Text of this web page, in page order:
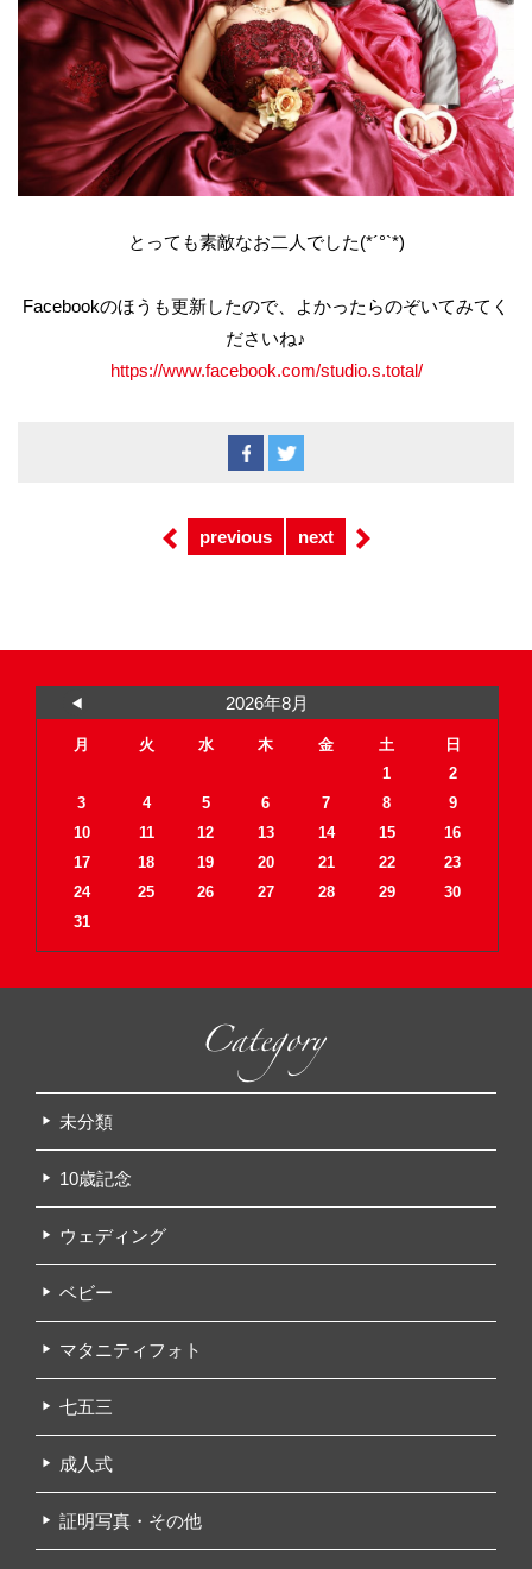
とっても素敵なお二人でした(*´°`*)
Facebookのほうも更新したので、よかったらのぞいてみてく
ださいね♪
https://www.facebook.com/studio.s.total/
previous next
2026年8月
月 火 水 木 金 土
日
1
2
3
4 5 6 7 8
9
10
11 12 13 14 15
16
17
18 19 20 21 22
23
24
25 26 27 28 29
30
31
未分類
10歳記念
ウェディング
ベビー
マタニティフォト
七五三
成人式
証明写真・その他